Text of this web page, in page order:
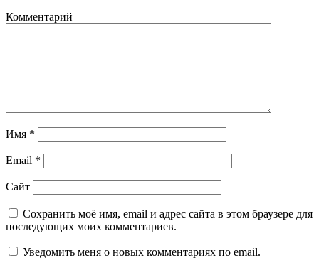
Комментарий
Имя *
Email *
Сайт
Сохранить моё имя, email и адрес сайта в этом браузере для
последующих моих комментариев.
Уведомить меня о новых комментариях по email.